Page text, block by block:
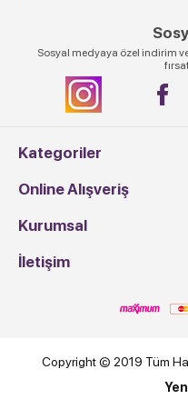
Sosyal medyaya özel indirim
Kategoriler
Online Alışveriş
Kurumsal
İletişim
Copyright © 2019 Tüm